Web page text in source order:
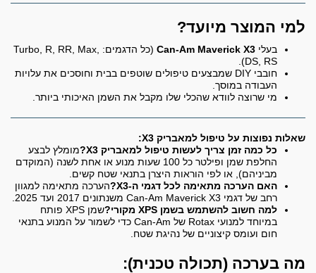
למי המוצר מיועד?
בעליCan-Am Maverick X3
(כל הדגמים: Turbo, R, RR, Max,
DS, RS).
חובבי DIY שמבצעים טיפולים שוטפים בבית וחוסכים את עלויות
העבודה במוסך.
מי שרוצה לוודא שהכלי שלו מקבל את השמן האיכותי ביותר.
שאלות נפוצות על טיפול למאבריק X3:
כל כמה זמן צריך לעשות טיפול למאבריק X3?
מומלץ לבצע
החלפת שמן ופילטר כל 100 שעות מנוע או אחת לשנה (המוקדם
מביניהם), או לפי הוראות היצרן בתנאי שטח קשים.
האם הערכה מתאימה לכל דגמי ה-X3?
הערכה מתאימה למגוון
רחב של דגמי Can-Am Maverick X3 משנתונים 2017 ועד 2025.
למה חשוב להשתמש בשמן XPS מקורי?
שמן XPS פותח
במיוחד למנועי Rotax של Can-Am כדי לשמור על המנוע בתנאי
חום ועומס קיצוניים של נהיגת שטח.
מה בערכה (תכולה טכנית):